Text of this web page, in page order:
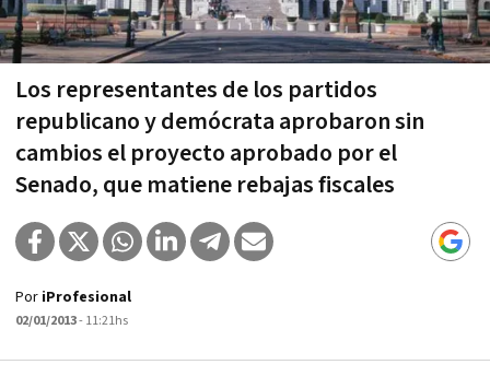
Los representantes de los partidos
republicano y demócrata aprobaron sin
cambios el proyecto aprobado por el
Senado, que matiene rebajas fiscales
Por iProfesional
02/01/2013- 11:21hs